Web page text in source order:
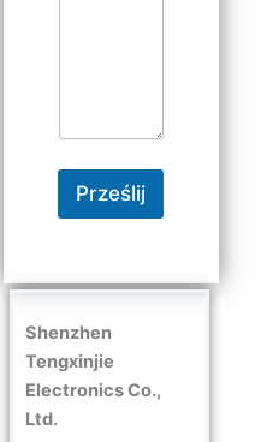
Prześlij
Shenzhen
Tengxinjie
Electronics Co.,
Ltd.